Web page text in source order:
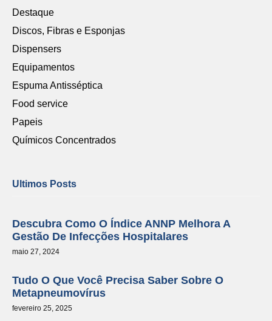
Destaque
Discos, Fibras e Esponjas
Dispensers
Equipamentos
Espuma Antisséptica
Food service
Papeis
Químicos Concentrados
Ultimos Posts
Descubra Como O Índice ANNP Melhora A
Gestão De Infecções Hospitalares
maio 27, 2024
Tudo O Que Você Precisa Saber Sobre O
Metapneumovírus
fevereiro 25, 2025